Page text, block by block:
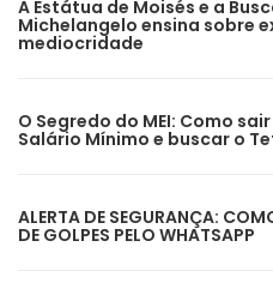
A Estátua de Moisés e a
Michelangelo ensina sobre
mediocridade
O Segredo do MEI: Como
Salário Mínimo e buscar o
ALERTA DE SEGURANÇA:
DE GOLPES PELO WHATSAPP